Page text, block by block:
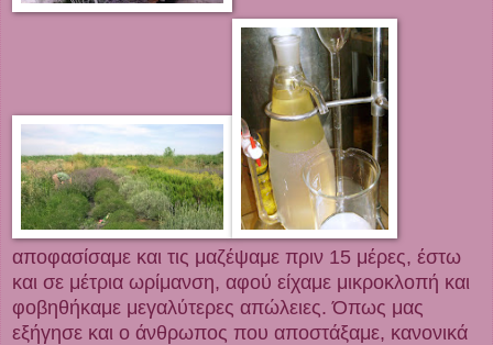
αποφασίσαμε και τις μαζέψαμε πριν 15 μέρες, έστω
και σε μέτρια ωρίμανση, αφού είχαμε μικροκλοπή και
φοβηθήκαμε μεγαλύτερες απώλειες. Όπως μας
εξήγησε και ο άνθρωπος που αποστάξαμε, κανονικά